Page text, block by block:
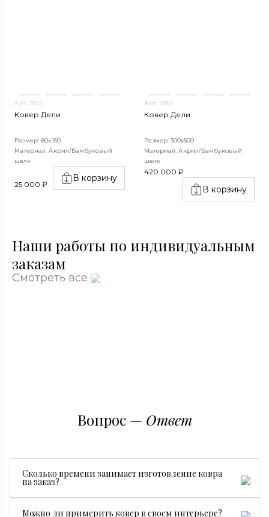
Арт. 3023
Ковер Дели
Размер: 80x150
Материал: Акрил/Бамбуковый
шёлк
25 000 ₽
В корзину
Арт. 2883
Ковер Дели
Размер: 300х500
Материал: Акрил/Бамбуковый
шёлк
420 000 ₽
В корзину
Наши работы по индивидуальным
заказам
Смотреть все
Вопрос — Ответ
Сколько времени занимает изготовление ковра
на заказ?
Можно ли примерить ковер в своем интерьере?